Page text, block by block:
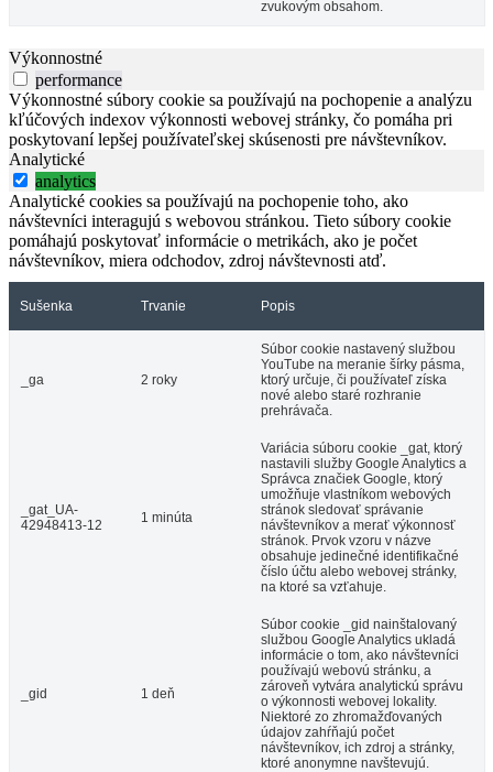
zvukovým obsahom.
Výkonnostné
performance
Výkonnostné súbory cookie sa používajú na pochopenie a analýzu
kľúčových indexov výkonnosti webovej stránky, čo pomáha pri
poskytovaní lepšej používateľskej skúsenosti pre návštevníkov.
Analytické
analytics
Analytické cookies sa používajú na pochopenie toho, ako
návštevníci interagujú s webovou stránkou. Tieto súbory cookie
pomáhajú poskytovať informácie o metrikách, ako je počet
návštevníkov, miera odchodov, zdroj návštevnosti atď.
Sušenka Trvanie Popis
_ga 2 roky
Súbor cookie nastavený službou
YouTube na meranie šírky pásma,
ktorý určuje, či používateľ získa
nové alebo staré rozhranie
prehrávača.
_gat_UA-
42948413-12
1 minúta
Variácia súboru cookie _gat, ktorý
nastavili služby Google Analytics a
Správca značiek Google, ktorý
umožňuje vlastníkom webových
stránok sledovať správanie
návštevníkov a merať výkonnosť
stránok. Prvok vzoru v názve
obsahuje jedinečné identifikačné
číslo účtu alebo webovej stránky,
na ktoré sa vzťahuje.
_gid 1 deň
Súbor cookie _gid nainštalovaný
službou Google Analytics ukladá
informácie o tom, ako návštevníci
používajú webovú stránku, a
zároveň vytvára analytickú správu
o výkonnosti webovej lokality.
Niektoré zo zhromažďovaných
údajov zahŕňajú počet
návštevníkov, ich zdroj a stránky,
ktoré anonymne navštevujú.